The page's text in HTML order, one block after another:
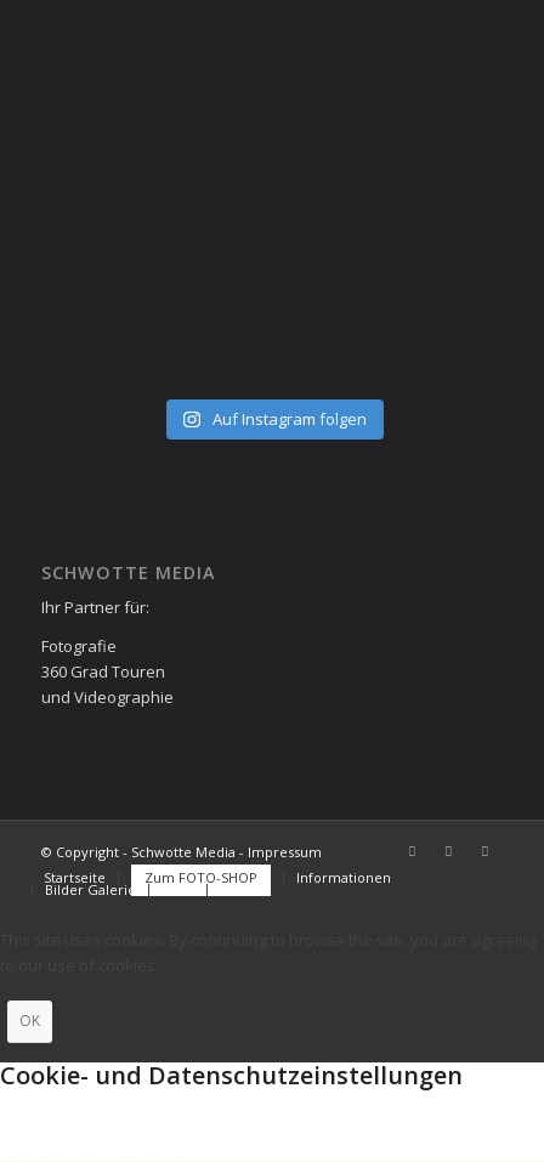
Auf Instagram folgen
SCHWOTTE MEDIA
Ihr Partner für:
Fotografie
360 Grad Touren
und Videographie
© Copyright - Schwotte Media - Impressum
Startseite
Zum FOTO-SHOP Informationen
Bilder Galerie
OK
Cookie- und Datenschutzeinstellungen